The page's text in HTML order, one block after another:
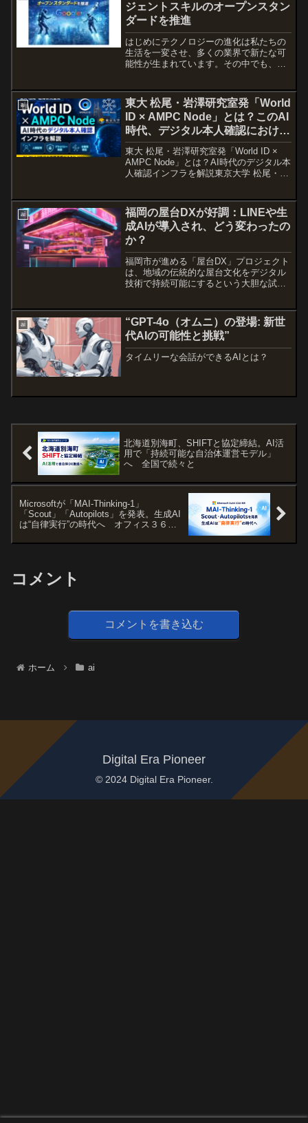
ジェントスキルのオープンスタン
ダードを推進
はじめにテクノロジーの進化は私たちの
生活を一変させ、多くの業界で新たな可
能性が生まれています。その中でも、
ンチグラビティエージェントスキルのオ
ープンスタンダードの...
ai
東大 松尾・岩澤研究室発「World
ID × AMPC Node」とは？このAI
時代、デジタル本人確認における
インフラを解説。
東大 松尾・岩澤研究室発「World ID ×
AMPC Node」とは？AI時代のデジタル本
人確認インフラを解説東京大学 松尾・岩
Node」。生成AI時代が加...
ai
福岡の屋台DXが好調：LINEや生
成AIが導入され、どう変わったの
か？
福岡市が進める「屋台DX」プロジェクト
は、地域の伝統的な屋台文化をデジタル
技術で持続可能にするという大胆な試み
にとっても大きな魅力。しかし、店主の
高齢化や時代の変化ととも...
ai
“GPT-4o（オムニ）の登場: 新世
代AIの可能性と挑戦”
タイムリーな会話ができるAIとは？
北海道別海町、SHIFTと協定締結。AI活
用で「持続可能な自治体運営モデル」
へ 全国で続々と
Microsoftが「MAI-Thinking-1」
「Scout」「Autopilots」を発表。生成AI
は“自律実行”の時代へ オフィス３６５
コメント
コメントを書き込む
ホーム ai
Digital Era Pioneer
© 2024 Digital Era Pioneer.